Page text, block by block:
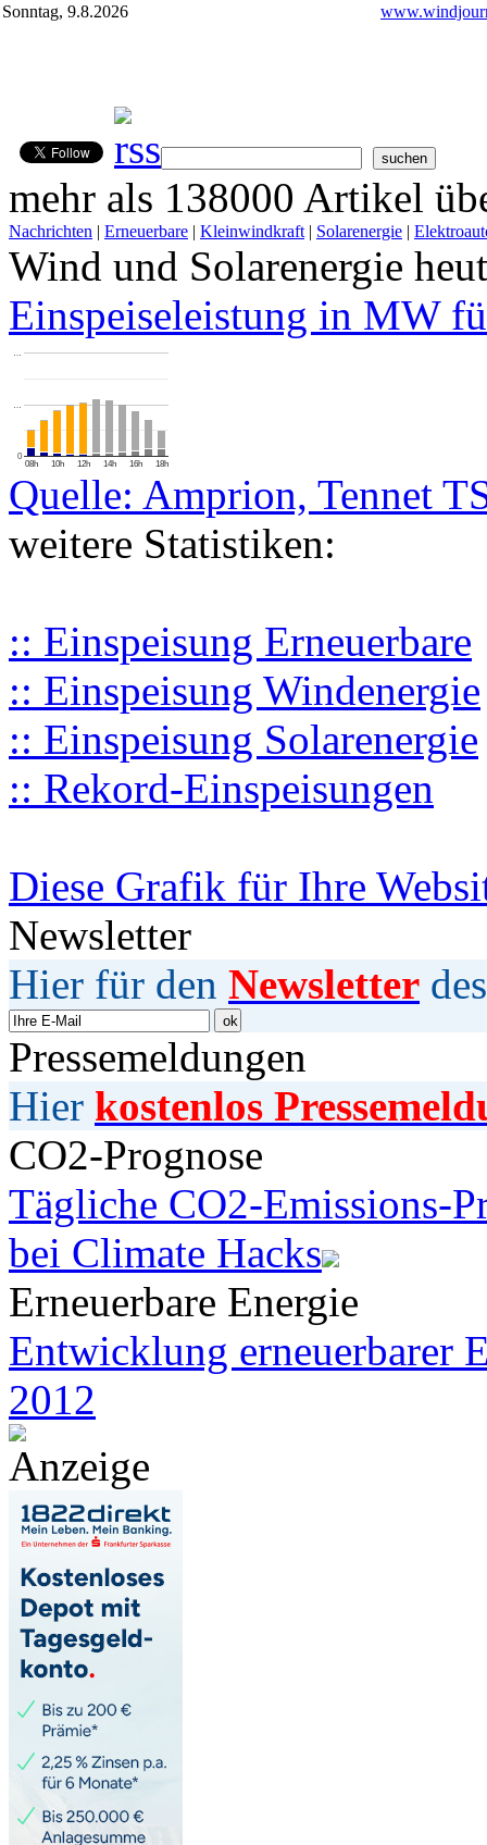
Sonntag, 9.8.2026
mehr als 138000 Artikel
Nachrichten | Erneuerbare | Kleinwindkraft | Solarenergie |
Wind und Solarenergie
Einspeiseleistung in MW
08h 10h 12h 14h 16h 18h
0
…
…
Quelle: Amprion, Tennet
weitere Statistiken:
:: Einspeisung Erneuerbare
:: Einspeisung Windenergie
:: Einspeisung Solarenergie
:: Rekord-Einspeisungen
Diese Grafik für Ihre
Newsletter
Hier für den Newsletter
Pressemeldungen
Hier kostenlos
CO2-Prognose
Tägliche CO2-Emissions-
bei Climate Hacks
Erneuerbare Energie
Entwicklung erneuerbarer
2012
Anzeige